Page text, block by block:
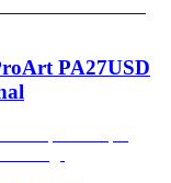
PA27USD